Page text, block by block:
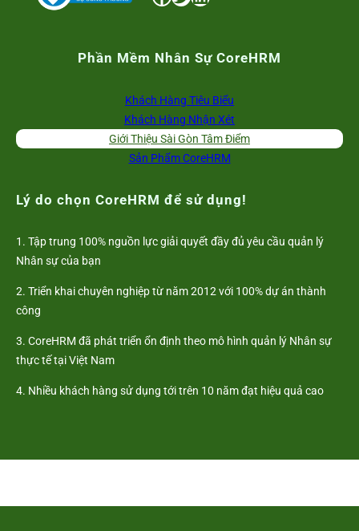
Phần Mềm Nhân Sự CoreHRM
Khách Hàng Tiêu Biểu
Khách Hàng Nhận Xét
Giới Thiệu Sài Gòn Tâm Điểm
Sản Phẩm CoreHRM
Lý do chọn CoreHRM để sử dụng!
1. Tập trung 100% nguồn lực giải quyết đầy đủ yêu cầu quản lý
Nhân sự của bạn
2. Triển khai chuyên nghiệp từ năm 2012 với 100% dự án thành
công
3. CoreHRM đã phát triển ổn định theo mô hình quản lý Nhân sự
thực tế tại Việt Nam
4. Nhiều khách hàng sử dụng tới trên 10 năm đạt hiệu quả cao